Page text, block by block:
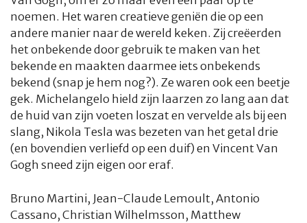
noemen. Het waren creatieve geniën die op een
andere manier naar de wereld keken. Zij creëerden
het onbekende door gebruik te maken van het
bekende en maakten daarmee iets onbekends
bekend (snap je hem nog?). Ze waren ook een beetje
gek. Michelangelo hield zijn laarzen zo lang aan dat
de huid van zijn voeten loszat en vervelde als bij een
slang, Nikola Tesla was bezeten van het getal drie
(en bovendien verliefd op een duif) en Vincent Van
Gogh sneed zijn eigen oor eraf.
Bruno Martini, Jean-Claude Lemoult, Antonio
Cassano, Christian Wilhelmsson, Matthew